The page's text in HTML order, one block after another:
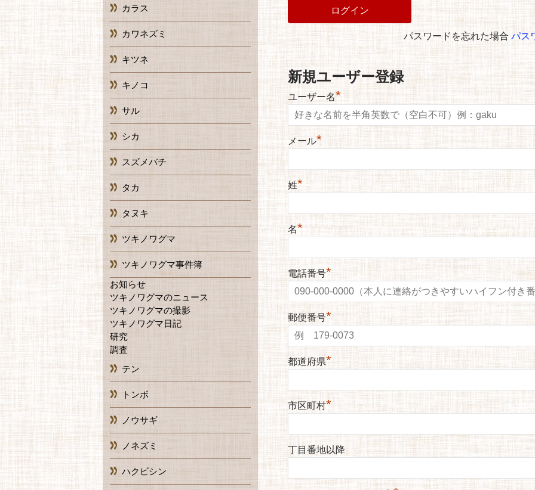
パスワードを忘れた場合 パス
新規ユーザー登録
ユーザー名*
メール*
姓*
名*
電話番号*
郵便番号*
都道府県*
市区町村*
丁目番地以降
カラス
カワネズミ
キツネ
キノコ
サル
シカ
スズメバチ
タカ
タヌキ
ツキノワグマ
ツキノワグマ事件簿
お知らせ
ツキノワグマのニュース
ツキノワグマの撮影
ツキノワグマ日記
研究
調査
テン
トンボ
ノウサギ
ノネズミ
ハクビシン